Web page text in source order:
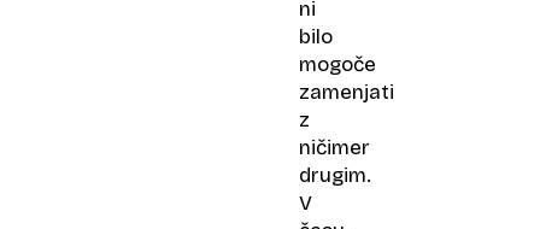
ni
bilo
mogoče
zamenjati
z
ničimer
drugim.
V